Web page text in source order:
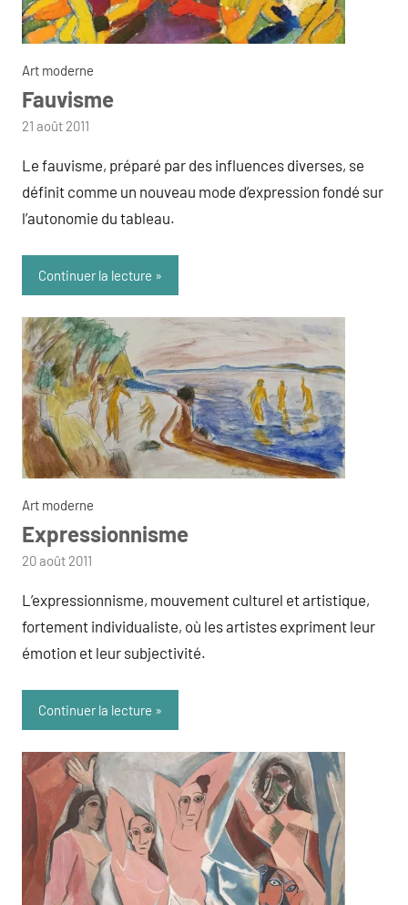
Art moderne
Fauvisme
par
21 août 2011
Le fauvisme, préparé par des influences diverses, se
définit comme un nouveau mode d’expression fondé sur
l’autonomie du tableau.
Continuer la lecture
Art moderne
Expressionnisme
par
20 août 2011
L’expressionnisme, mouvement culturel et artistique,
fortement individualiste, où les artistes expriment leur
émotion et leur subjectivité.
Continuer la lecture